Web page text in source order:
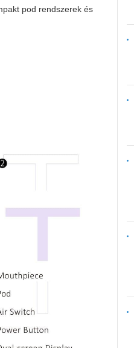
pod rendszerek és